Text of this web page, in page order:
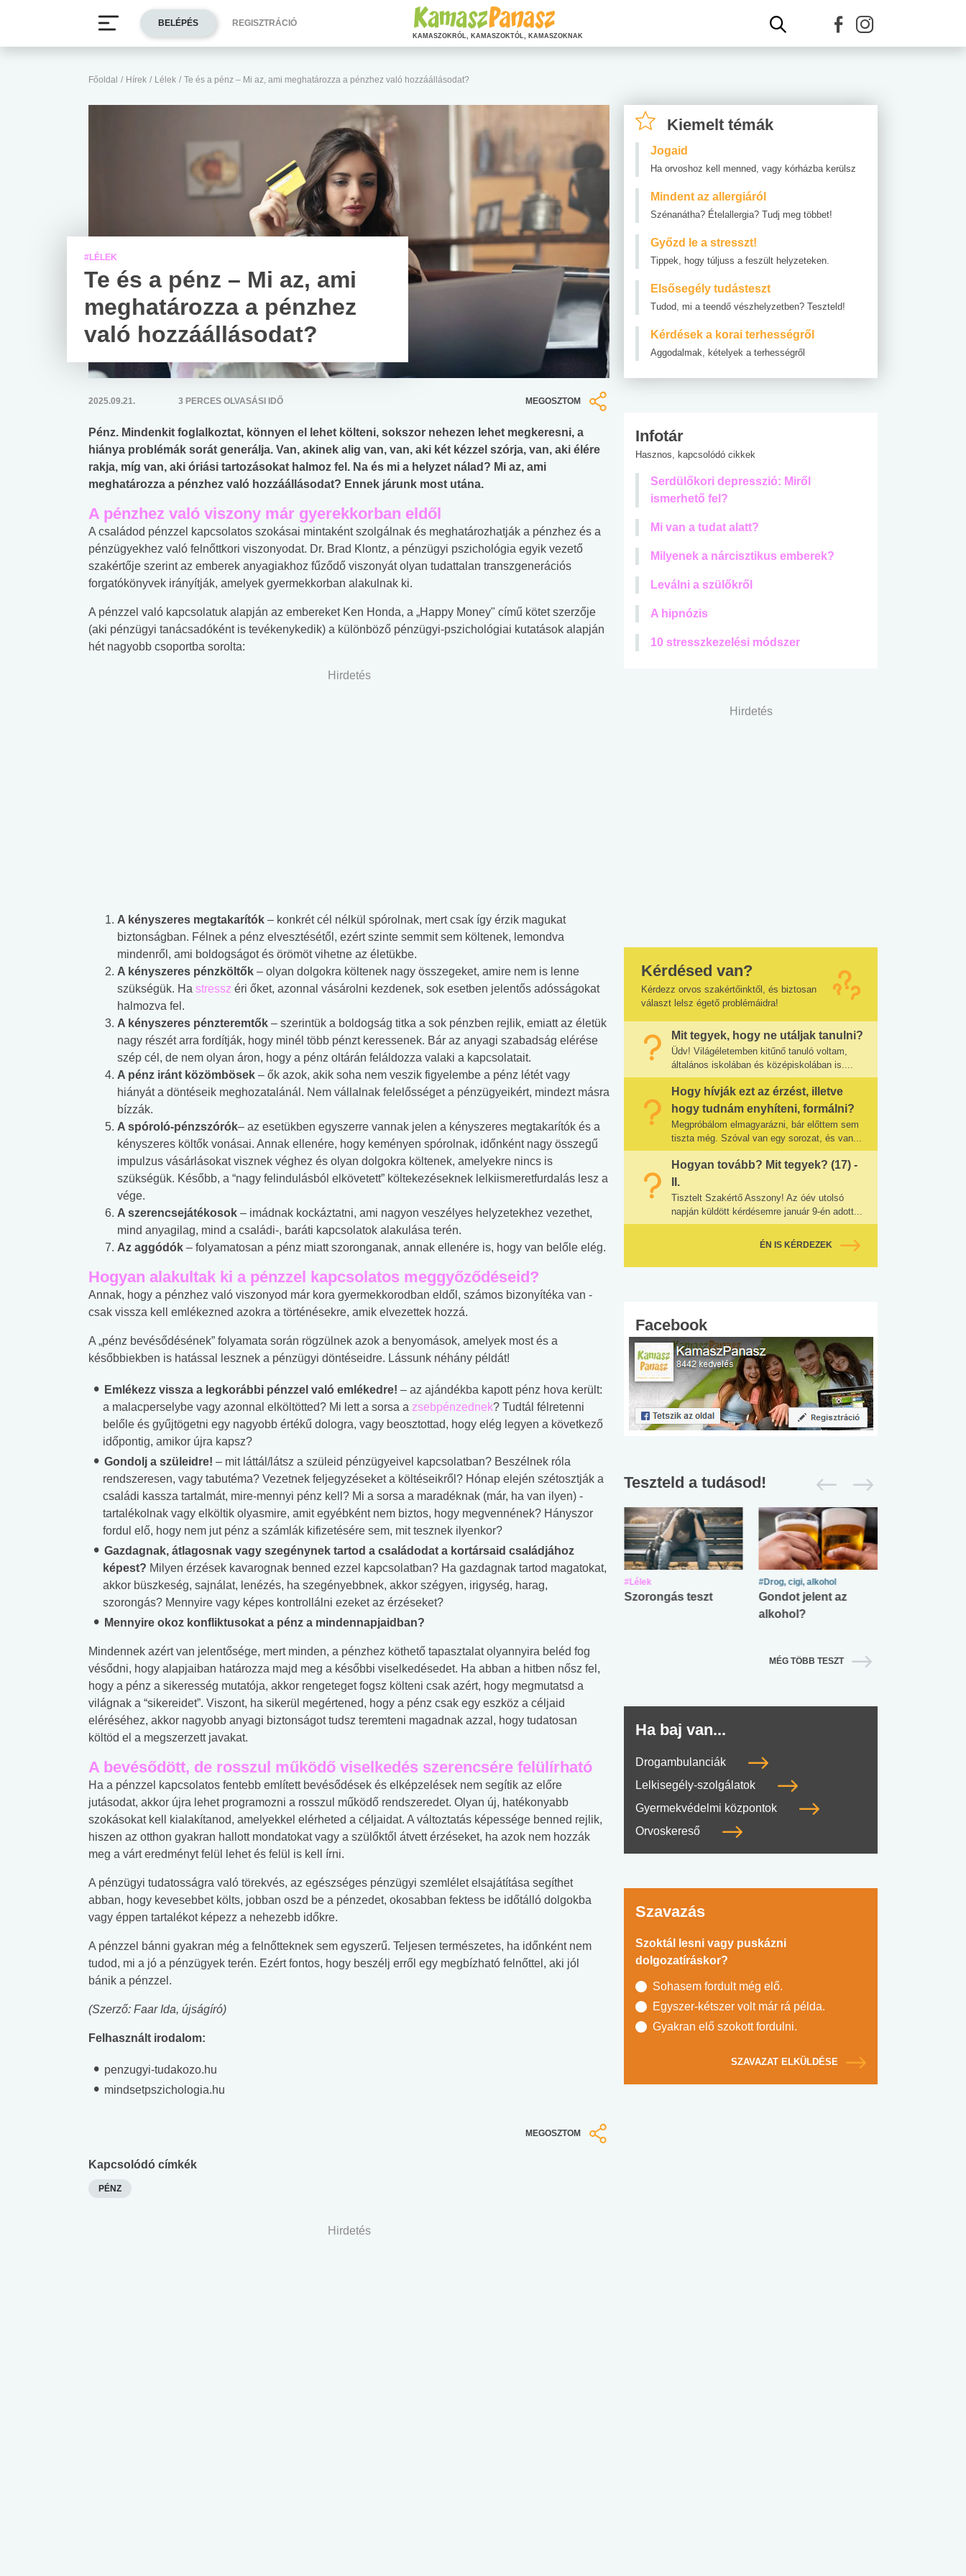
Főoldal / Hírek / Lélek / Te és a pénz – Mi az, ami meghatározza a pénzhez való hozzáállásodat?
#LÉLEK
Te és a pénz – Mi az, ami
meghatározza a pénzhez
való hozzáállásodat?
2025.09.21. 3 PERCES OLVASÁSI IDŐ MEGOSZTOM
Pénz. Mindenkit foglalkoztat, könnyen el lehet költeni, sokszor nehezen lehet megkeresni, a
hiánya problémák sorát generálja. Van, akinek alig van, van, aki két kézzel szórja, van, aki élére
rakja, míg van, aki óriási tartozásokat halmoz fel. Na és mi a helyzet nálad? Mi az, ami
meghatározza a pénzhez való hozzáállásodat? Ennek járunk most utána.
A pénzhez való viszony már gyerekkorban eldől
A családod pénzzel kapcsolatos szokásai mintaként szolgálnak és meghatározhatják a pénzhez és a
pénzügyekhez való felnőttkori viszonyodat. Dr. Brad Klontz, a pénzügyi pszichológia egyik vezető
szakértője szerint az emberek anyagiakhoz fűződő viszonyát olyan tudattalan transzgenerációs
forgatókönyvek irányítják, amelyek gyermekkorban alakulnak ki.
A pénzzel való kapcsolatuk alapján az embereket Ken Honda, a „Happy Money" című kötet szerzője
(aki pénzügyi tanácsadóként is tevékenykedik) a különböző pénzügyi-pszichológiai kutatások alapján
hét nagyobb csoportba sorolta:
Hirdetés
A kényszeres megtakarítók – konkrét cél nélkül spórolnak, mert csak így érzik magukat
biztonságban. Félnek a pénz elvesztésétől, ezért szinte semmit sem költenek, lemondva
mindenről, ami boldogságot és örömöt vihetne az életükbe.
A kényszeres pénzköltők – olyan dolgokra költenek nagy összegeket, amire nem is lenne
szükségük. Ha stressz éri őket, azonnal vásárolni kezdenek, sok esetben jelentős adósságokat
halmozva fel.
A kényszeres pénzteremtők – szerintük a boldogság titka a sok pénzben rejlik, emiatt az életük
nagy részét arra fordítják, hogy minél több pénzt keressenek. Bár az anyagi szabadság elérése
szép cél, de nem olyan áron, hogy a pénz oltárán feláldozza valaki a kapcsolatait.
A pénz iránt közömbösek – ők azok, akik soha nem veszik figyelembe a pénz létét vagy
hiányát a döntéseik meghozatalánál. Nem vállalnak felelősséget a pénzügyeikért, mindezt másra
bízzák.
A spóroló-pénzszórók– az esetükben egyszerre vannak jelen a kényszeres megtakarítók és a
kényszeres költők vonásai. Annak ellenére, hogy keményen spórolnak, időnként nagy összegű
impulzus vásárlásokat visznek véghez és olyan dolgokra költenek, amelyekre nincs is
szükségük. Később, a “nagy felindulásból elkövetett” költekezéseknek lelkiismeretfurdalás lesz a
vége.
A szerencsejátékosok – imádnak kockáztatni, ami nagyon veszélyes helyzetekhez vezethet,
mind anyagilag, mind a családi-, baráti kapcsolatok alakulása terén.
Az aggódók – folyamatosan a pénz miatt szoronganak, annak ellenére is, hogy van belőle elég.
Hogyan alakultak ki a pénzzel kapcsolatos meggyőződéseid?
Annak, hogy a pénzhez való viszonyod már kora gyermekkorodban eldől, számos bizonyítéka van -
csak vissza kell emlékezned azokra a történésekre, amik elvezettek hozzá.
A „pénz bevésődésének” folyamata során rögzülnek azok a benyomások, amelyek most és a
későbbiekben is hatással lesznek a pénzügyi döntéseidre. Lássunk néhány példát!
Emlékezz vissza a legkorábbi pénzzel való emlékedre! – az ajándékba kapott pénz hova került:
a malacperselybe vagy azonnal elköltötted? Mi lett a sorsa a zsebpénzednek? Tudtál félretenni
belőle és gyűjtögetni egy nagyobb értékű dologra, vagy beosztottad, hogy elég legyen a következő
időpontig, amikor újra kapsz?
Gondolj a szüleidre! – mit láttál/látsz a szüleid pénzügyeivel kapcsolatban? Beszélnek róla
rendszeresen, vagy tabutéma? Vezetnek feljegyzéseket a költéseikről? Hónap elején szétosztják a
családi kassza tartalmát, mire-mennyi pénz kell? Mi a sorsa a maradéknak (már, ha van ilyen) -
tartalékolnak vagy elköltik olyasmire, amit egyébként nem biztos, hogy megvennének? Hányszor
fordul elő, hogy nem jut pénz a számlák kifizetésére sem, mit tesznek ilyenkor?
Gazdagnak, átlagosnak vagy szegénynek tartod a családodat a kortársaid családjához
képest? Milyen érzések kavarognak benned ezzel kapcsolatban? Ha gazdagnak tartod magatokat,
akkor büszkeség, sajnálat, lenézés, ha szegényebbnek, akkor szégyen, irigység, harag,
szorongás? Mennyire vagy képes kontrollálni ezeket az érzéseket?
Mennyire okoz konfliktusokat a pénz a mindennapjaidban?
Mindennek azért van jelentősége, mert minden, a pénzhez köthető tapasztalat olyannyira beléd fog
vésődni, hogy alapjaiban határozza majd meg a későbbi viselkedésedet. Ha abban a hitben nősz fel,
hogy a pénz a sikeresség mutatója, akkor rengeteget fogsz költeni csak azért, hogy megmutatsd a
világnak a “sikereidet”. Viszont, ha sikerül megértened, hogy a pénz csak egy eszköz a céljaid
eléréséhez, akkor nagyobb anyagi biztonságot tudsz teremteni magadnak azzal, hogy tudatosan
költöd el a megszerzett javakat.
A bevésődött, de rosszul működő viselkedés szerencsére felülírható
Ha a pénzzel kapcsolatos fentebb említett bevésődések és elképzelések nem segítik az előre
jutásodat, akkor újra lehet programozni a rosszul működő rendszeredet. Olyan új, hatékonyabb
szokásokat kell kialakítanod, amelyekkel elérheted a céljaidat. A változtatás képessége benned rejlik,
hiszen az otthon gyakran hallott mondatokat vagy a szülőktől átvett érzéseket, ha azok nem hozzák
meg a várt eredményt felül lehet és felül is kell írni.
A pénzügyi tudatosságra való törekvés, az egészséges pénzügyi szemlélet elsajátítása segíthet
abban, hogy kevesebbet költs, jobban oszd be a pénzedet, okosabban fektess be időtálló dolgokba
vagy éppen tartalékot képezz a nehezebb időkre.
A pénzzel bánni gyakran még a felnőtteknek sem egyszerű. Teljesen természetes, ha időnként nem
tudod, mi a jó a pénzügyek terén. Ezért fontos, hogy beszélj erről egy megbízható felnőttel, aki jól
bánik a pénzzel.
(Szerző: Faar Ida, újságíró)
Felhasznált irodalom:
penzugyi-tudakozo.hu
mindsetpszichologia.hu
MEGOSZTOM
Kapcsolódó címkék
PÉNZ
Hirdetés
Kiemelt témák
Jogaid
Ha orvoshoz kell menned, vagy kórházba kerülsz
Mindent az allergiáról
Szénanátha? Ételallergia? Tudj meg többet!
Győzd le a stresszt!
Tippek, hogy túljuss a feszült helyzeteken.
Elsősegély tudásteszt
Tudod, mi a teendő vészhelyzetben? Teszteld!
Kérdések a korai terhességről
Aggodalmak, kételyek a terhességről
Infotár
Hasznos, kapcsolódó cikkek
Serdülőkori depresszió: Miről
ismerhető fel?
Mi van a tudat alatt?
Milyenek a nárcisztikus emberek?
Leválni a szülőkről
A hipnózis
10 stresszkezelési módszer
Hirdetés
Kérdésed van?
Kérdezz orvos szakértőinktől, és biztosan
választ lelsz égető problémáidra!
Mit tegyek, hogy ne utáljak tanulni?
Üdv! Világéletemben kitűnő tanuló voltam,
általános iskolában és középiskolában is....
Hogy hívják ezt az érzést, illetve
hogy tudnám enyhíteni, formálni?
Megpróbálom elmagyarázni, bár előttem sem
tiszta még. Szóval van egy sorozat, és van...
Hogyan tovább? Mit tegyek? (17) -
II.
Tisztelt Szakértő Asszony! Az óév utolsó
napján küldött kérdésemre január 9-én adott...
ÉN IS KÉRDEZEK
Facebook
Teszteld a tudásod!
#Zöldövezet
Mekkora az ökológiai
#Betegségek
Elsősegély
#Suli, munka
Angol középfokú
No.42
#Suli, munka #Lélek
Szorongás teszt
#Drog, cigi, alkohol
Gondot jelent az
alkohol?
MÉG TÖBB TESZT
Ha baj van...
Drogambulanciák
Lelkisegély-szolgálatok
Gyermekvédelmi központok
Orvoskereső
Szavazás
Szoktál lesni vagy puskázni
dolgozatíráskor?
Sohasem fordult még elő.
Egyszer-kétszer volt már rá példa.
Gyakran elő szokott fordulni.
SZAVAZAT ELKÜLDÉSE
BELÉPÉS REGISZTRÁCIÓ
KAMASZOKRÓL, KAMASZOKTÓL, KAMASZOKNAK